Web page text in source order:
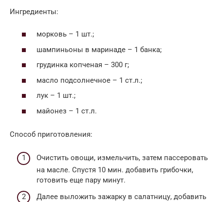
Ингредиенты:
морковь – 1 шт.;
шампиньоны в маринаде – 1 банка;
грудинка копченая – 300 г;
масло подсолнечное – 1 ст.л.;
лук – 1 шт.;
майонез – 1 ст.л.
Способ приготовления:
Очистить овощи, измельчить, затем пассеровать
на масле. Спустя 10 мин. добавить грибочки,
готовить еще пару минут.
Далее выложить зажарку в салатницу, добавить